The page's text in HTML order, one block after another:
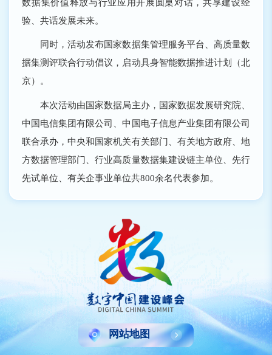
数据集价值释放与行业应用开展圆桌对话，共享建设经
验、共话发展未来。
同时，活动发布国家数据集管理服务平台、高质量数
据集测评联合行动倡议，启动具身智能数据推进计划（北
京）。
本次活动由国家数据局主办，国家数据发展研究院、
中国电信集团有限公司、中国电子信息产业集团有限公司
联合承办，中央和国家机关有关部门、有关地方政府、地
方数据管理部门、行业高质量数据集建设链主单位、先行
先试单位、有关企事业单位共800余名代表参加。
网站地图